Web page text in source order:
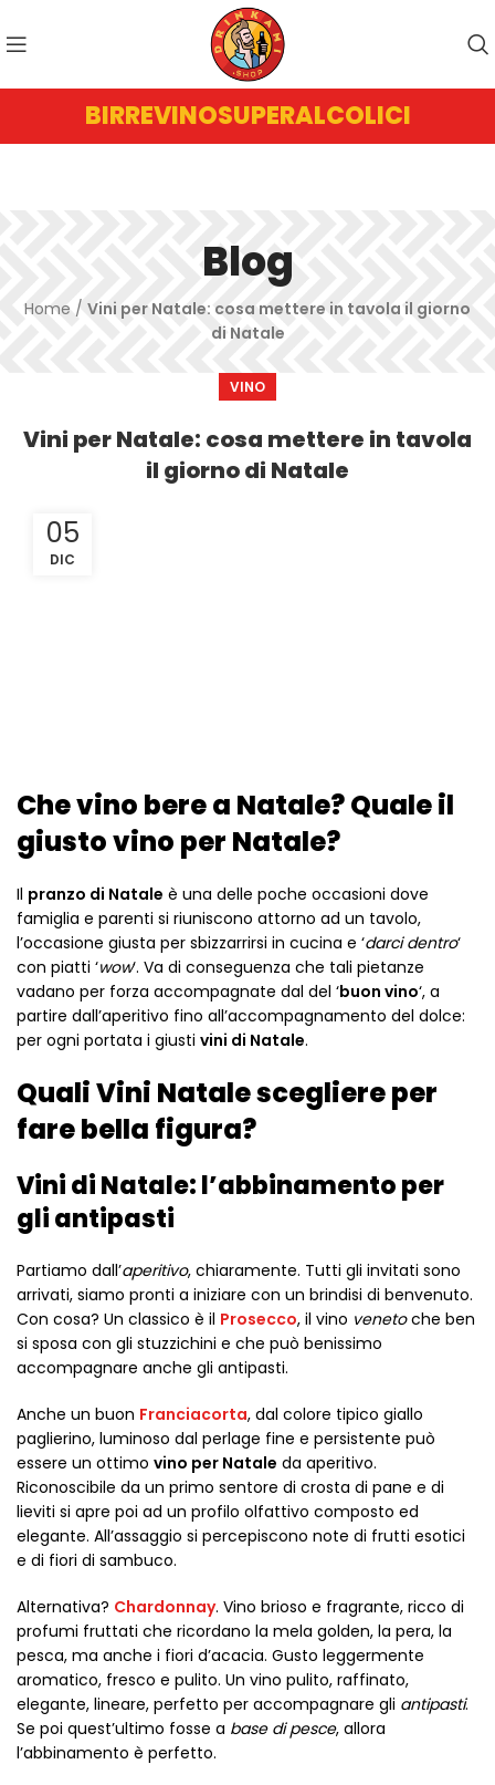
BIRREVINOSUPERALCOLICI
Blog
Home / Vini per Natale: cosa mettere in tavola il giorno
di Natale
VINO
Vini per Natale: cosa mettere in tavola
il giorno di Natale
05
DIC
Che vino bere a Natale? Quale il
giusto vino per Natale?
Il pranzo di Natale è una delle poche occasioni dove
famiglia e parenti si riuniscono attorno ad un tavolo,
l’occasione giusta per sbizzarrirsi in cucina e ‘darci dentro‘
con piatti ‘wow‘. Va di conseguenza che tali pietanze
vadano per forza accompagnate dal del ‘buon vino‘, a
partire dall’aperitivo fino all’accompagnamento del dolce:
per ogni portata i giusti vini di Natale.
Quali Vini Natale scegliere per
fare bella figura?
Vini di Natale: l’abbinamento per
gli antipasti
Partiamo dall’aperitivo, chiaramente. Tutti gli invitati sono
arrivati, siamo pronti a iniziare con un brindisi di benvenuto.
Con cosa? Un classico è il Prosecco, il vino venetoche ben
si sposa con gli stuzzichini e che può benissimo
accompagnare anche gli antipasti.
Anche un buon Franciacorta, dal colore tipico giallo
paglierino, luminoso dal perlage fine e persistente può
essere un ottimo vino per Natale da aperitivo.
Riconoscibile da un primo sentore di crosta di pane e di
lieviti si apre poi ad un profilo olfattivo composto ed
elegante. All’assaggio si percepiscono note di frutti esotici
e di fiori di sambuco.
Alternativa? Chardonnay. Vino brioso e fragrante, ricco di
profumi fruttati che ricordano la mela golden, la pera, la
pesca, ma anche i fiori d’acacia. Gusto leggermente
aromatico, fresco e pulito. Un vino pulito, raffinato,
elegante, lineare, perfetto per accompagnare gli antipasti.
Se poi quest’ultimo fosse a base di pesce, allora
l’abbinamento è perfetto.